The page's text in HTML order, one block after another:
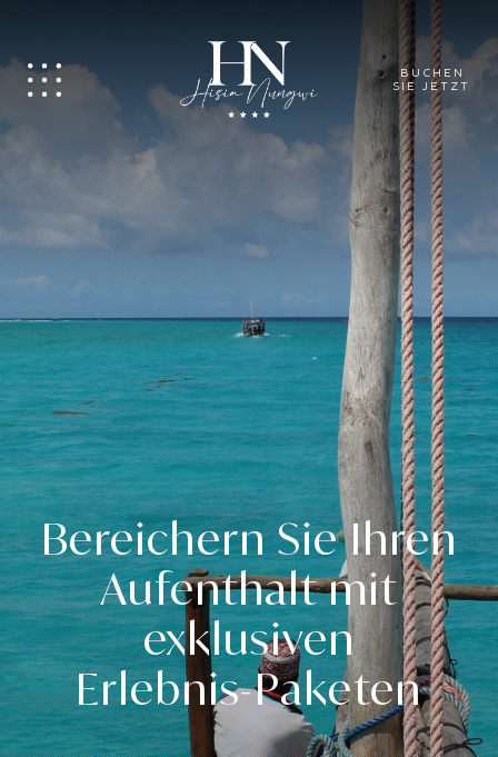
BUCHEN
SIE JETZT
Bereichern Sie Ihren
Aufenthalt mit
exklusiven
Erlebnis-Paketen